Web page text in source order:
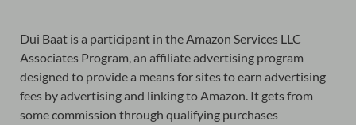
Dui Baat is a participant in the Amazon Services LLC
Associates Program, an affiliate advertising program
designed to provide a means for sites to earn advertising
fees by advertising and linking to Amazon. It gets from
some commission through qualifying purchases